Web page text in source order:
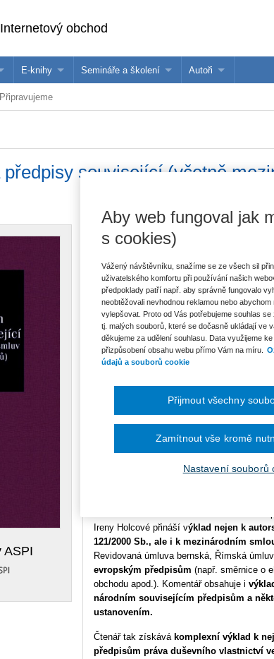
Internetový obchod
E-knihy
Jak na naše e-knihy?
Semináře a školení Autoři
Připravujeme
související (včetně
ASPI
Vydavatel
Autor Irena Holcová,
Adéla Faladová ,
Dobřichovský,
Císařová,
Pujmanová
Typ publikace komentáře
Datum vydání 10/2019
Počet stran 1692
Tištěná kniha
978-80-7598-049-6
Ireny Holcové přináší výklad nejen k
121/2000 Sb., ale i k mezinárodním
Revidovaná úmluva bernská, Římská
evropským předpisům (např. směrnice o
obchodu apod.). Komentář obsahuje i
národním souvisejícím předpisům a
ustanovením.
Čtenář tak získává komplexní výklad k
předpisům práva duševního vlastnictví
Aby web fungoval jak
s cookies)
Vážený návštěvníku, snažíme se ze všech sil
uživatelského komfortu při používání našich
předpoklady patří např. aby správně fungovalo
neobtěžovali nevhodnou reklamou nebo
vylepšovat. Proto od Vás potřebujeme souhlas
tj. malých souborů, které se dočasně ukládají ve
děkujeme za udělení souhlasu. Data využijeme
přizpůsobení obsahu webu přímo Vám na míru.
údajů a souborů cookie
Nastavení souborů
Zamítnout vše kromě
Přijmout všechny